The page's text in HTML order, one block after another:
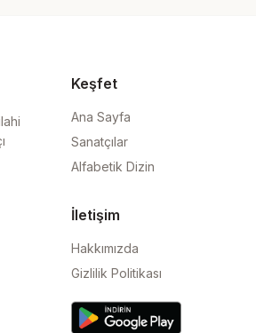
Keşfet
Ana Sayfa
Sanatçılar
Alfabetik Dizin
İletişim
Hakkımızda
Gizlilik Politikası